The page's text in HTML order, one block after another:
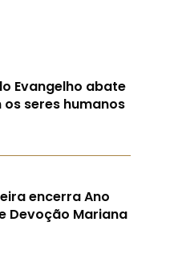
Evangelho abate
seres humanos
encerra Ano
Devoção Mariana